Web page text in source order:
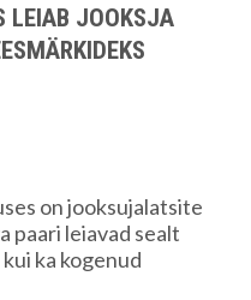
LEIAB JOOKSJA
on jooksujalatsite
paari leiavad sealt
ka kogenud